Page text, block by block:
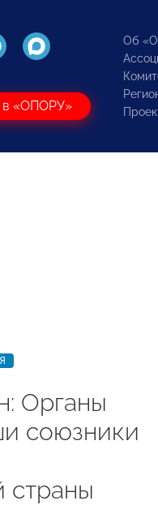
в «ОПОРУ»
Об
Органы
союзники
страны